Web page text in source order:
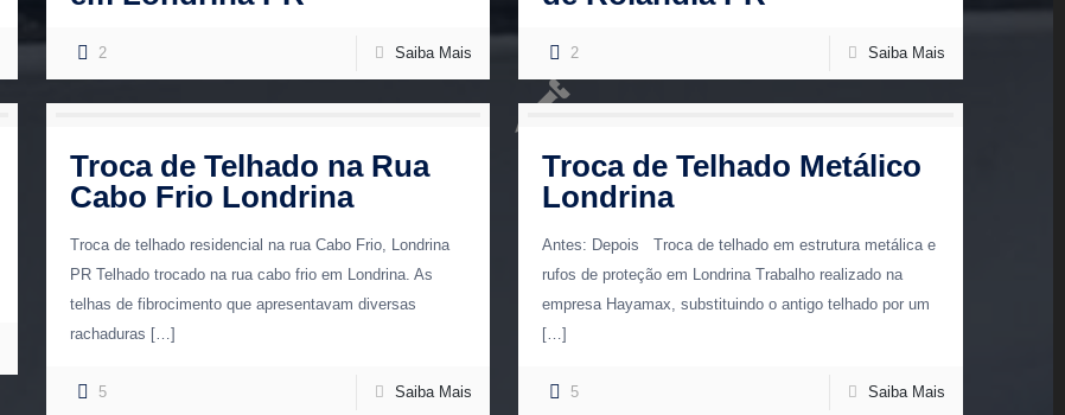
2 Saiba Mais 2 Saiba Mais
Troca de Telhado na Rua
Cabo Frio Londrina
Troca de telhado residencial na rua Cabo Frio, Londrina
PR Telhado trocado na rua cabo frio em Londrina. As
telhas de fibrocimento que apresentavam diversas
rachaduras […]
5 Saiba Mais
Troca de Telhado Metálico
Londrina
Antes: Depois Troca de telhado em estrutura metálica e
rufos de proteção em Londrina Trabalho realizado na
empresa Hayamax, substituindo o antigo telhado por um
[…]
5 Saiba Mais